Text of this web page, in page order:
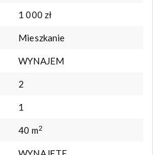
1 000 zł
Mieszkanie
WYNAJEM
2
1
40 m2